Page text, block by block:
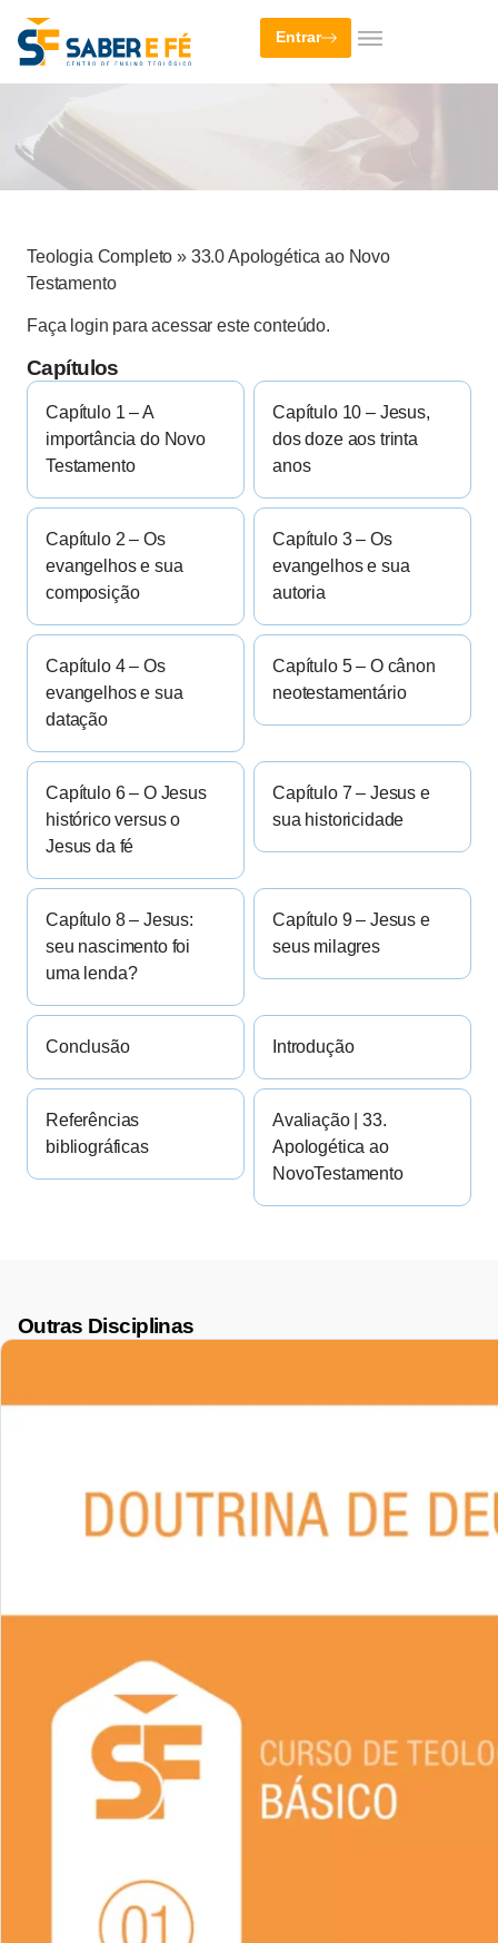
Entrar
Teologia Completo » 33.0 Apologética ao Novo
Testamento
Faça login para acessar este conteúdo.
Capítulos
Capítulo 1 – A
importância do Novo
Testamento
Capítulo 10 – Jesus,
dos doze aos trinta
anos
Capítulo 2 – Os
evangelhos e sua
composição
Capítulo 3 – Os
evangelhos e sua
autoria
Capítulo 4 – Os
evangelhos e sua
datação
Capítulo 5 – O cânon
neotestamentário
Capítulo 6 – O Jesus
histórico versus o
Jesus da fé
Capítulo 7 – Jesus e
sua historicidade
Capítulo 8 – Jesus:
seu nascimento foi
uma lenda?
Capítulo 9 – Jesus e
seus milagres
Conclusão Introdução
Referências
bibliográficas
Avaliação | 33.
Apologética ao
NovoTestamento
Outras Disciplinas